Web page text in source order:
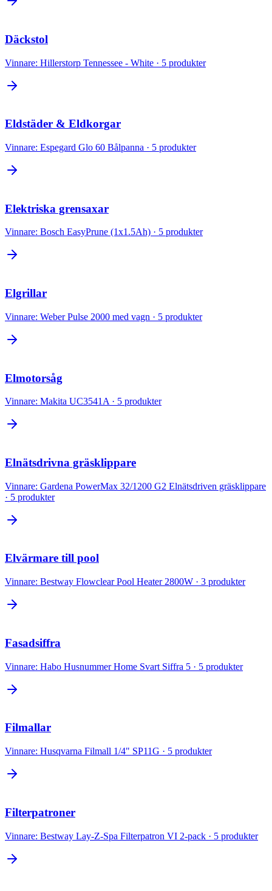
Däckstol
Vinnare: Hillerstorp Tennessee - White · 5 produkter
Eldstäder & Eldkorgar
Vinnare: Espegard Glo 60 Bålpanna · 5 produkter
Elektriska grensaxar
Vinnare: Bosch EasyPrune (1x1.5Ah) · 5 produkter
Elgrillar
Vinnare: Weber Pulse 2000 med vagn · 5 produkter
Elmotorsåg
Vinnare: Makita UC3541A · 5 produkter
Elnätsdrivna gräsklippare
Vinnare: Gardena PowerMax 32/1200 G2 Elnätsdriven gräsklippare
· 5 produkter
Elvärmare till pool
Vinnare: Bestway Flowclear Pool Heater 2800W · 3 produkter
Fasadsiffra
Vinnare: Habo Husnummer Home Svart Siffra 5 · 5 produkter
Filmallar
Vinnare: Husqvarna Filmall 1/4" SP11G · 5 produkter
Filterpatroner
Vinnare: Bestway Lay-Z-Spa Filterpatron VI 2-pack · 5 produkter